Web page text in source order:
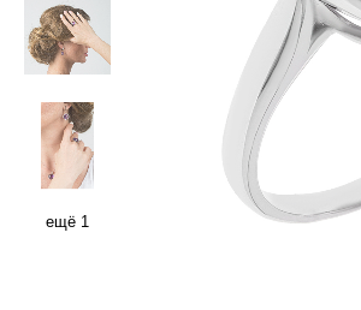
ещё 1